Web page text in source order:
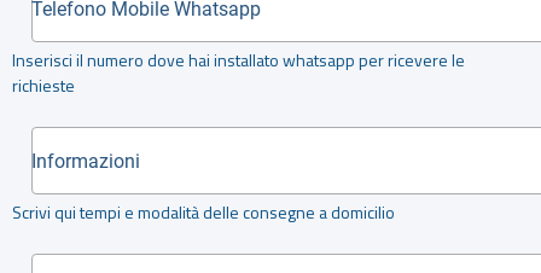
Inserisci il numero dove hai installato whatsapp per ricevere le
richieste
Scrivi qui tempi e modalità delle consegne a domicilio